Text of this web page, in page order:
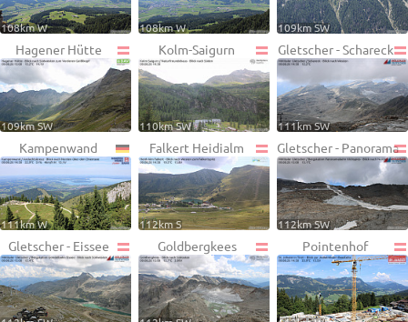
108km W 108km W 109km SW
Hagener Hütte
109km SW
Kolm-Saigurn
110km SW
Gletscher - Schareck
111km SW
Kampenwand
111km W
Falkert Heidialm
112km S
Gletscher - Panorama
112km SW
Gletscher - Eissee Goldbergkees Pointenhof